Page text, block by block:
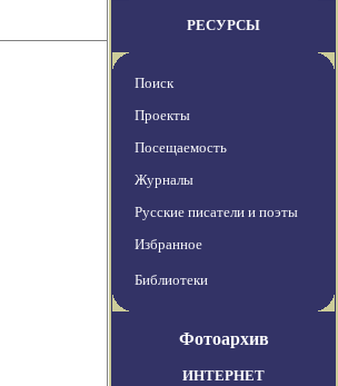
РЕСУРСЫ
Поиск
Проекты
Посещаемость
Журналы
Русские писатели и поэты
Избранное
Библиотеки
Фотоархив
ИНТЕРНЕТ